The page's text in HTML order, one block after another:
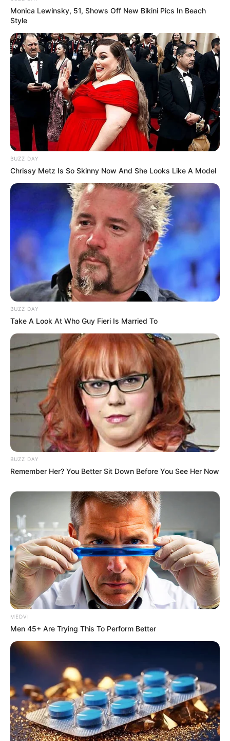
Monica Lewinsky, 51, Shows Off New Bikini Pics In Beach
Style
BUZZ DAY
Chrissy Metz Is So Skinny Now And She Looks Like A Model
BUZZ DAY
Take A Look At Who Guy Fieri Is Married To
BUZZ DAY
Remember Her? You Better Sit Down Before You See Her Now
MEDVI
Men 45+ Are Trying This To Perform Better